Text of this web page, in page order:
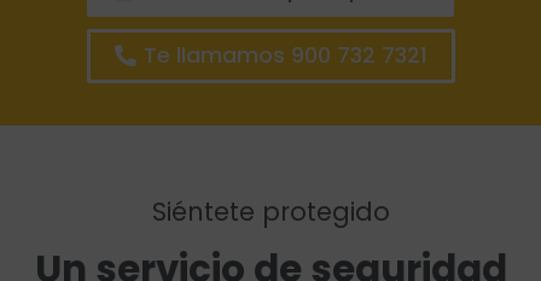
Te llamamos 900 732 7321
Siéntete protegido
Un servicio de seguridad